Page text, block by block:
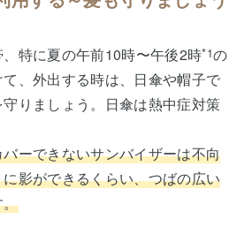
特に夏の午前10時〜午後2時*1の
、外出する時は、日傘や帽子で
りましょう。日傘は熱中症対策
ーできないサンバイザーは不向
影ができるくらい、つばの広い
。